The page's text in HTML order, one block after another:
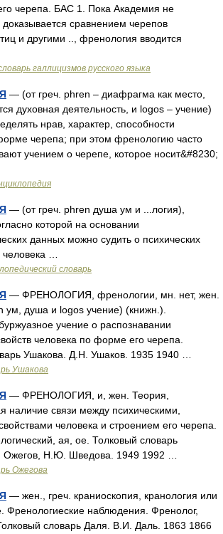
черепа. БАС 1. Пока Академия не
доказывается сравнением черепов
и другими .., френология вводится
галлицизмов русского языка
— (от греч. phren – диафрагма как место,
духовная деятельность, и logos – учение)
нрав, характер, способности
черепа; при этом френологию часто
учением о черепе, которое носит&#8230;
— (от греч. phren душа ум и ...логия),
которой на основании
данных можно судить о психических
…
словарь
— ФРЕНОЛОГИЯ, френологии, мн. нет, жен.
ум, душа и logos учение) (книжн.).
учение о распознавании
человека по форме его черепа.
Ушакова. Д.Н. Ушаков. 1935 1940 …
Ушакова
— ФРЕНОЛОГИЯ, и, жен. Теория,
наличие связи между психическими,
человека и строением его черепа.
ая, ое. Толковый словарь
Ожегов, Н.Ю. Шведова. 1949 1992 …
Ожегова
— жен., греч. краниоскопия, кранология или
Френологиеские наблюдения. Френолог,
словарь Даля. В.И. Даль. 1863 1866